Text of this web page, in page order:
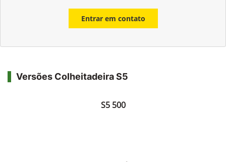
Entrar em contato
Versões Colheitadeira S5
S5 500